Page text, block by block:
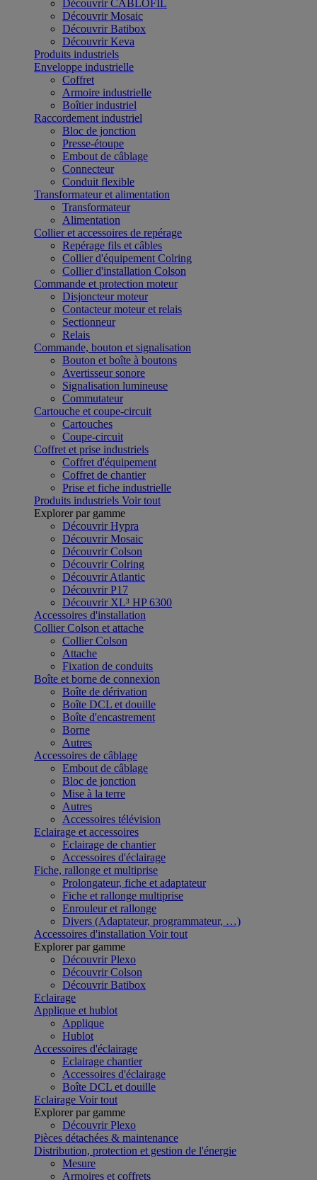
Découvrir CABLOFIL
Découvrir Mosaic
Découvrir Batibox
Découvrir Keva
Produits industriels
Enveloppe industrielle
Coffret
Armoire industrielle
Boîtier industriel
Raccordement industriel
Bloc de jonction
Presse-étoupe
Embout de câblage
Connecteur
Conduit flexible
Transformateur et alimentation
Transformateur
Alimentation
Collier et accessoires de repérage
Repérage fils et câbles
Collier d'équipement Colring
Collier d'installation Colson
Commande et protection moteur
Disjoncteur moteur
Contacteur moteur et relais
Sectionneur
Relais
Commande, bouton et signalisation
Bouton et boîte à boutons
Avertisseur sonore
Signalisation lumineuse
Commutateur
Cartouche et coupe-circuit
Cartouches
Coupe-circuit
Coffret et prise industriels
Coffret d'équipement
Coffret de chantier
Prise et fiche industrielle
Produits industriels Voir tout
Explorer par gamme
Découvrir Hypra
Découvrir Mosaic
Découvrir Colson
Découvrir Colring
Découvrir Atlantic
Découvrir P17
Découvrir XL³ HP 6300
Accessoires d'installation
Collier Colson et attache
Collier Colson
Attache
Fixation de conduits
Boîte et borne de connexion
Boîte de dérivation
Boîte DCL et douille
Boîte d'encastrement
Borne
Autres
Accessoires de câblage
Embout de câblage
Bloc de jonction
Mise à la terre
Autres
Accessoires télévision
Eclairage et accessoires
Eclairage de chantier
Accessoires d'éclairage
Fiche, rallonge et multiprise
Prolongateur, fiche et adaptateur
Fiche et rallonge multiprise
Enrouleur et rallonge
Divers (Adaptateur, programmateur, …)
Accessoires d'installation Voir tout
Explorer par gamme
Découvrir Plexo
Découvrir Colson
Découvrir Batibox
Eclairage
Applique et hublot
Applique
Hublot
Accessoires d'éclairage
Eclairage chantier
Accessoires d'éclairage
Boîte DCL et douille
Eclairage Voir tout
Explorer par gamme
Découvrir Plexo
Pièces détachées & maintenance
Distribution, protection et gestion de l'énergie
Mesure
Armoires et coffrets